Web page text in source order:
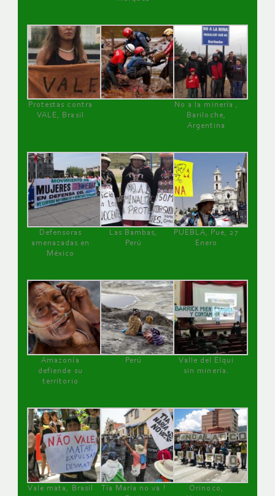
Protestas contra
VALE, Brasil
No a la minería ,
Bariloche,
Argentina
Defensoras
amenazadas en
México
Las Bambas,
Perú
PUEBLA, Pue, 27
Enero
Amazonía
defiende su
territorio
Perú
Valle del Elqui
sin minería.
Vale mata, Brasil
Tía María no va !
Orinoco,